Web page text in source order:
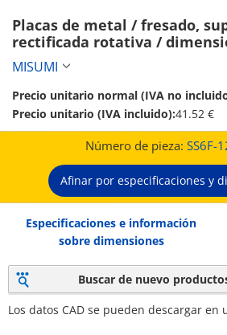
Placas de metal / fresado,
rectificada rotativa /
configurables / EN 1.0038
6)
MISUMI
Precio unitario normal (IVA no
Precio unitario (IVA incluido):41.52 €
Número de pieza: SS6F-
Afinar por especificaciones y
Especificaciones e información
sobre dimensiones
Buscar de nuevo
Los datos CAD se pueden descargar en